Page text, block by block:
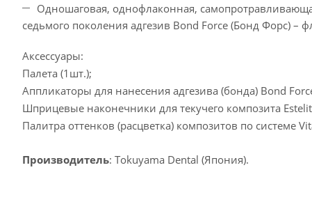
Одношаговая, однофлаконная,
седьмого поколения адгезив Bond Force (Бонд Форс) –
Аксессуары:
Палета (1шт.);
Аппликаторы для нанесения адгезива (бонда) Bond
Шприцевые наконечники для текучего композита
Палитра оттенков (расцветка) композитов по системе
Производитель: Tokuyama Dental (Япония).